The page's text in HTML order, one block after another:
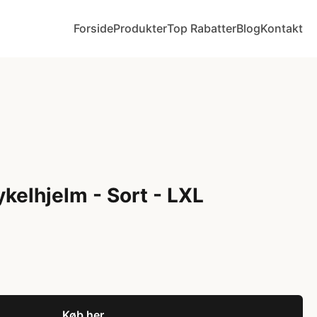
ForsideProdukterTop RabatterBlogKontakt
- Sort - LXL